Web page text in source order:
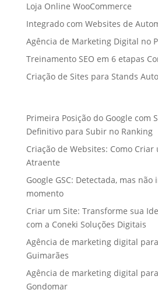
Loja Online WooCommerce
Integrado com Websites de
Agência de Marketing Digital no
Treinamento SEO em 6 etapas
Criação de Sites para Stands
Primeira Posição do Google com
Definitivo para Subir no Ranking
Criação de Websites: Como Criar
Atraente
Google GSC: Detectada, mas não
momento
Criar um Site: Transforme sua
com a Coneki Soluções Digitais
Agência de marketing digital
Guimarães
Agência de marketing digital
Gondomar